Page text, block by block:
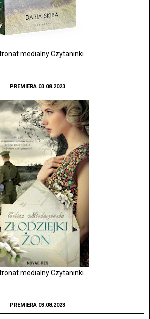
medialny Czytaninki
PREMIERA 03.08.2023
medialny Czytaninki
PREMIERA 03.08.2023